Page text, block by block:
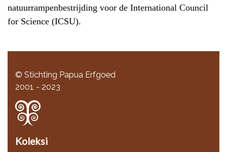
natuurrampenbestrijding voor de International Council
for Science (ICSU).
© Stichting Papua Erfgoed
2001 - 2023
Koleksi